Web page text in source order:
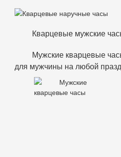
Кварцевые мужские
Мужские кварцевые
для мужчины на любой